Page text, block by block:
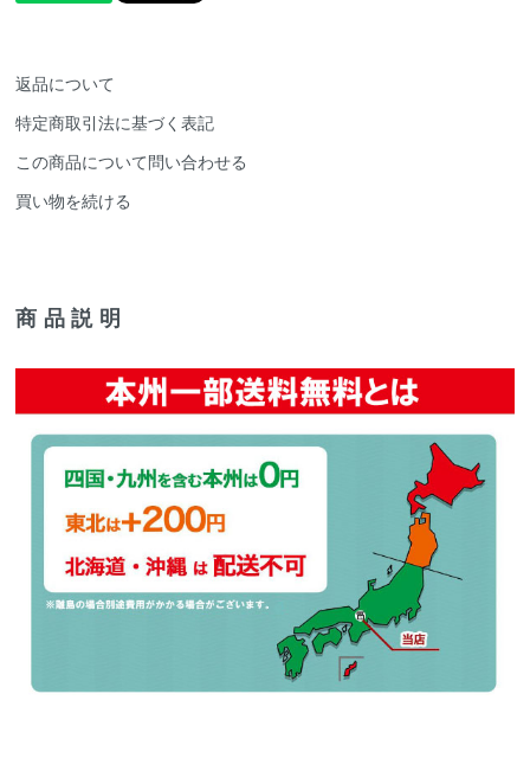
返品について
特定商取引法に基づく表記
この商品について問い合わせる
買い物を続ける
商品説明